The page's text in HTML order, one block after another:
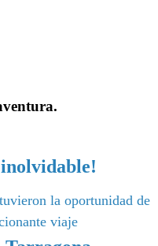
la oportunidad de
viaje